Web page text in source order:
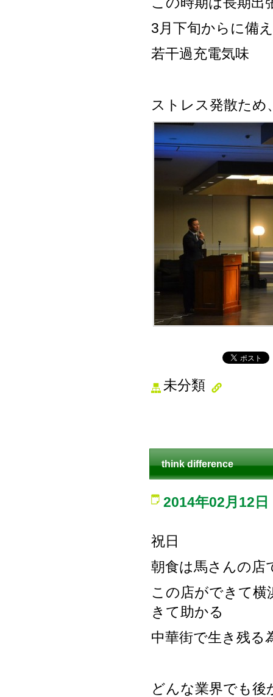
3月下旬からに備
若干過充電気味
ストレス発散ため
未分類
think difference
2014年02月12日
祝日
朝食は馬さんの店
この店ができて横
きて助かる
中華街で生き残る
どんな業界でも後